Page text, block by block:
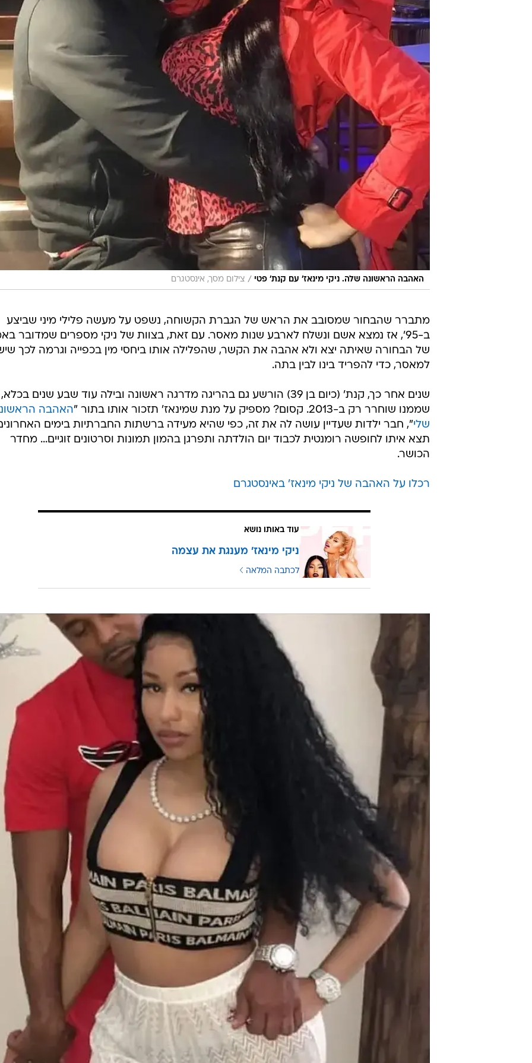
האהבה הראשונה שלה. ניקי מינאז' עם קנת' פטי / צילום מסך, אינסטגרם
מתברר שהבחור שמסובב את הראש של הגברת הקשוחה, נשפט על מעשה פלילי מיני שביצע
ב-95', אז נמצא אשם ונשלח לארבע שנות מאסר. עם זאת, בצוות של ניקי מספרים שמדובר
של הבחורה שאיתה יצא ולא אהבה את הקשר, שהפלילה אותו ביחסי מין בכפייה וגרמה לכך
למאסר, כדי להפריד בינו לבין בתה.
שנים אחר כך, קנת' (כיום בן 39) הורשע גם בהריגה מדרגה ראשונה ובילה עוד שבע שנים בכלא,
שממנו שוחרר רק ב-2013. קסום? מספיק על מנת שמינאז' תזכור אותו בתור "
האהבה
שלי", חבר ילדות שעדיין עושה לה את זה, כפי שהיא מעידה ברשתות החברתיות בימים
תצא איתו לחופשה רומנטית לכבוד יום הולדתה ותפרגן בהמון תמונות וסרטונים זוגיים... מחדר
הכושר.
רכלו על האהבה של ניקי מינאז' באינסטגרם
עוד באותו נושא
ניקי מינאז' מענגת את עצמה
לכתבה המלאה